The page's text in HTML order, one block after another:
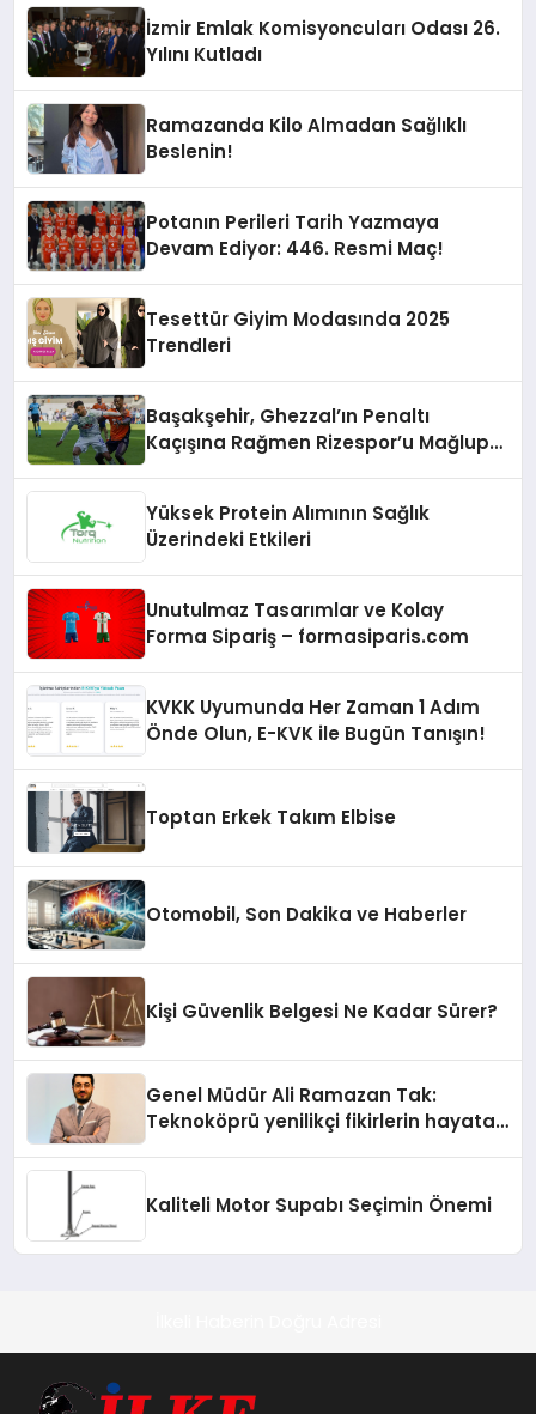
İzmir Emlak Komisyoncuları Odası 26.
Yılını Kutladı
Ramazanda Kilo Almadan Sağlıklı
Beslenin!
Potanın Perileri Tarih Yazmaya
Devam Ediyor: 446. Resmi Maç!
Tesettür Giyim Modasında 2025
Trendleri
Başakşehir, Ghezzal’ın Penaltı
Kaçışına Rağmen Rizespor’u Mağlup
Yüksek Protein Alımının Sağlık
Üzerindeki Etkileri
Unutulmaz Tasarımlar ve Kolay
Forma Sipariş – formasiparis.com
KVKK Uyumunda Her Zaman 1 Adım
Önde Olun, E-KVK ile Bugün Tanışın!
Toptan Erkek Takım Elbise
Otomobil, Son Dakika ve Haberler
Kişi Güvenlik Belgesi Ne Kadar Sürer?
Genel Müdür Ali Ramazan Tak:
Teknoköprü yenilikçi fikirlerin hayata
Kaliteli Motor Supabı Seçimin Önemi